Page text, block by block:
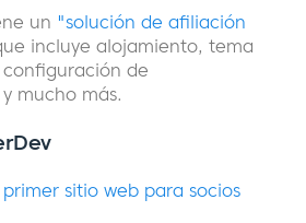
solitarios, start-ups y
a construir
membresía. Ali y su equipo
impulsar la participación de
de UX, aprovechando
para construir negocios
un "solución de afiliación
incluye alojamiento, tema
de
mucho más.
sitio web para socios